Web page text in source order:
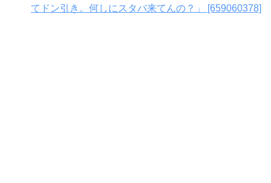
てドン引き。何しにスタバ来てんの？」 [659060378]